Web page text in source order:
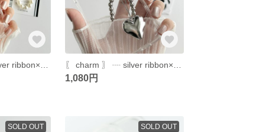
1,080円
SOLD OUT SOLD OUT